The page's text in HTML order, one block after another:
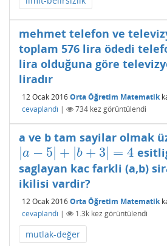
mehmet telefon ve
toplam 576 lira ödedi
lira olduğuna göre
liradır
12 Ocak 2016Orta Öğretim Matematik
cevaplandı | 734 kez görüntülendi
a ve b tam sayilar olmak
a − 5 + b + 3| = 4
|a −5 |+ |b+ 3| =4
saglayan kac farkli (a,b)
ikilisi vardir?
12 Ocak 2016Orta Öğretim Matematik
cevaplandı | 1.3k kez görüntülendi
mutlak-değer